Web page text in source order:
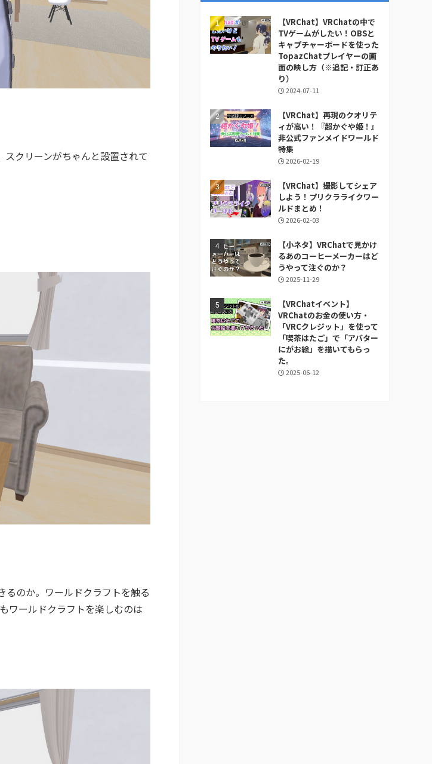
スクリーンがちゃんと設置されて
るのか。ワールドクラフトを触る
ワールドクラフトを楽しむのは
【VRChat】VRChatの中で
TVゲームがしたい！OBSと
キャプチャーボードを使った
TopazChatプレイヤーの画
面の映し方（※追記・訂正あ
り）
2024-07-11
【VRChat】再現のクオリテ
ィが高い！『超かぐや姫！』
非公式ファンメイドワールド
特集
2026-02-19
【VRChat】撮影してシェア
しよう！プリクラライクワー
ルドまとめ！
2026-02-03
【小ネタ】VRChatで見かけ
るあのコーヒーメーカーはど
うやって注ぐのか？
2025-11-29
【VRChatイベント】
VRChatのお金の使い方・
「VRCクレジット」を使って
「喫茶はたご」で「アバター
にがお絵」を描いてもらっ
た。
2025-06-12